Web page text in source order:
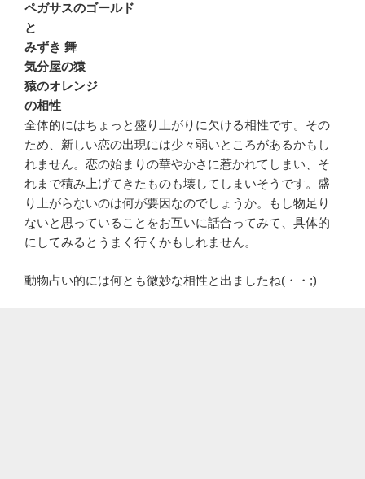
ペガサスのゴールド
と
みずき 舞
気分屋の猿
猿のオレンジ
の相性
全体的にはちょっと盛り上がりに欠ける相性です。その
ため、新しい恋の出現には少々弱いところがあるかもし
れません。恋の始まりの華やかさに惹かれてしまい、そ
れまで積み上げてきたものも壊してしまいそうです。盛
り上がらないのは何が要因なのでしょうか。もし物足り
ないと思っていることをお互いに話合ってみて、具体的
にしてみるとうまく行くかもしれません。
動物占い的には何とも微妙な相性と出ましたね(・・;)